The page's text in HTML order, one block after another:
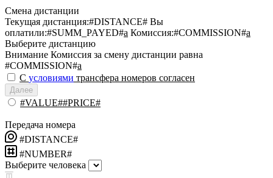
Смена дистанции
Текущая дистанция:#DISTANCE# Вы
оплатили:#SUMM_PAYED#a Комиссия:#COMMISSION#a
Выберите дистанцию
Внимание Комиссия за смену дистанции равна
#COMMISSION#a
С условиями трансфера номеров согласен
Далее
#VALUE##PRICE#
Передача номера
#DISTANCE#
#NUMBER#
Выберите человека